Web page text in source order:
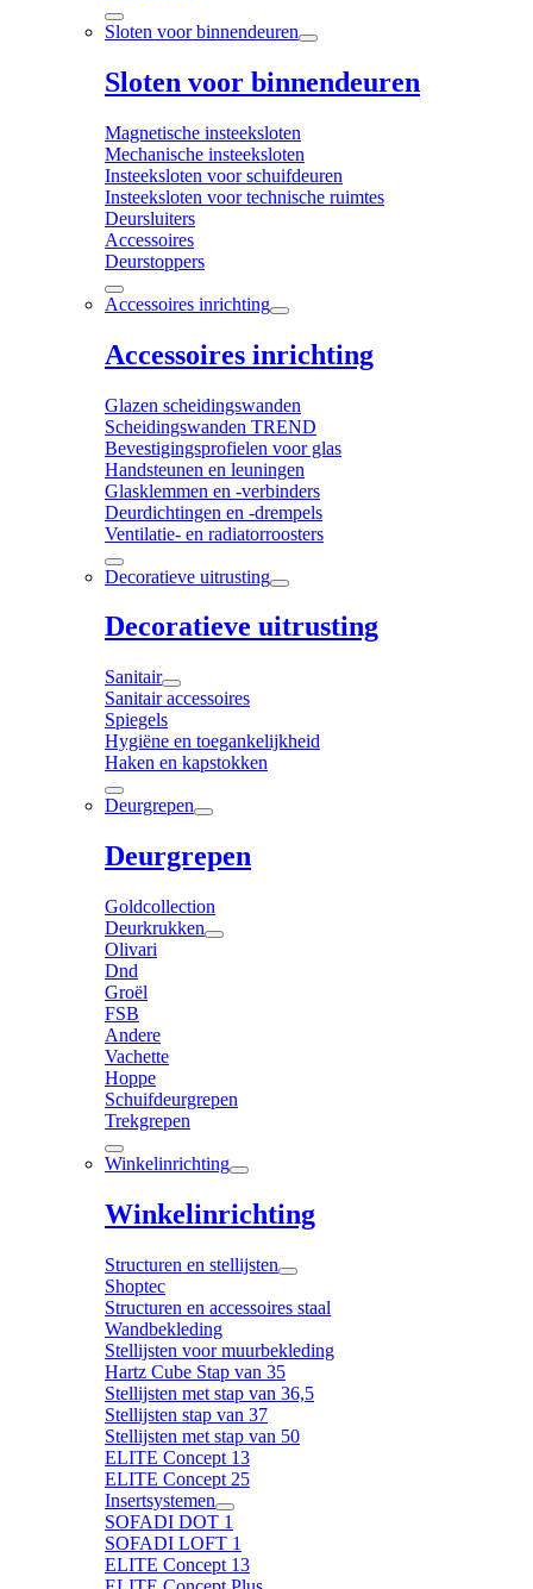
Sloten voor binnendeuren
Sloten voor binnendeuren
Magnetische insteeksloten
Mechanische insteeksloten
Insteeksloten voor schuifdeuren
Insteeksloten voor technische ruimtes
Deursluiters
Accessoires
Deurstoppers
Accessoires inrichting
Accessoires inrichting
Glazen scheidingswanden
Scheidingswanden TREND
Bevestigingsprofielen voor glas
Handsteunen en leuningen
Glasklemmen en -verbinders
Deurdichtingen en -drempels
Ventilatie- en radiatorroosters
Decoratieve uitrusting
Decoratieve uitrusting
Sanitair
Sanitair accessoires
Spiegels
Hygiëne en toegankelijkheid
Haken en kapstokken
Deurgrepen
Deurgrepen
Goldcollection
Deurkrukken
Olivari
Dnd
Groël
FSB
Andere
Vachette
Hoppe
Schuifdeurgrepen
Trekgrepen
Winkelinrichting
Winkelinrichting
Structuren en stellijsten
Shoptec
Structuren en accessoires staal
Wandbekleding
Stellijsten voor muurbekleding
Hartz Cube Stap van 35
Stellijsten met stap van 36,5
Stellijsten stap van 37
Stellijsten met stap van 50
ELITE Concept 13
ELITE Concept 25
Insertsystemen
SOFADI DOT 1
SOFADI LOFT 1
ELITE Concept 13